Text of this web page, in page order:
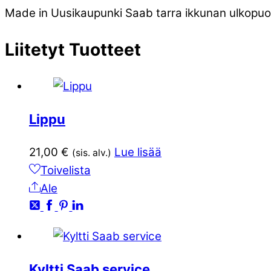
Made in Uusikaupunki Saab tarra ikkunan
Liitetyt Tuotteet
Lippu
21,00 € (sis. alv.) Lue lisää
Toivelista
Ale